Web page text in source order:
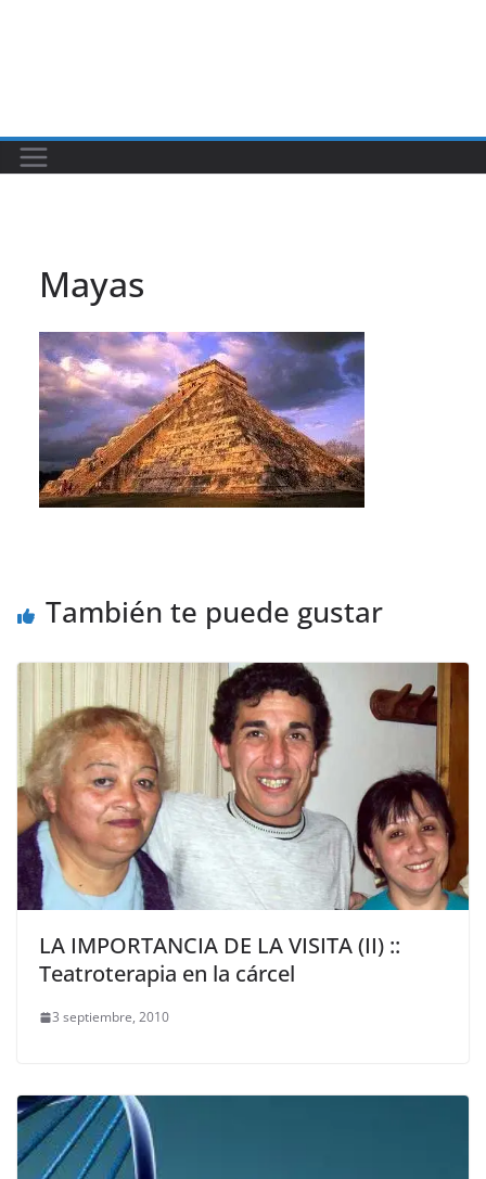
Mayas
También te puede gustar
LA IMPORTANCIA DE LA VISITA (II) ::
Teatroterapia en la cárcel
3 septiembre, 2010